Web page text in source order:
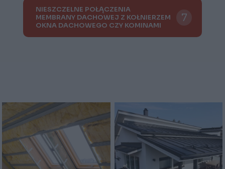
NIESZCZELNE POŁĄCZENIA
MEMBRANY DACHOWEJ Z KOŁNIERZEM
OKNA DACHOWEGO CZY KOMINAMI